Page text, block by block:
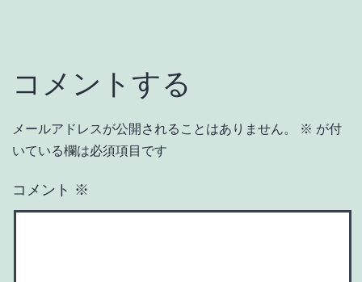
コメントする
メールアドレスが公開されることはありません。 ※ が付
いている欄は必須項目です
コメント ※